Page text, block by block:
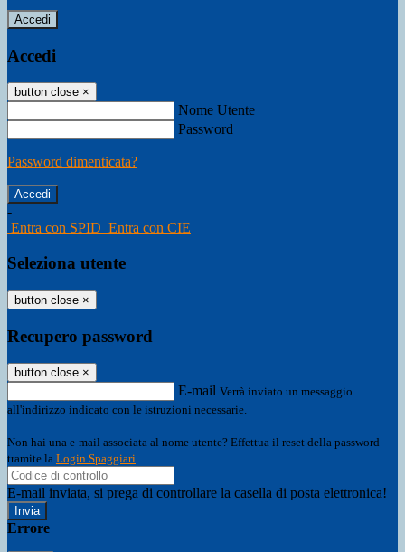
Accedi
Accedi
button close ×
Nome Utente
Password
Password dimenticata?
-
Entra con SPID Entra con CIE
Seleziona utente
button close ×
Recupero password
button close ×
E-mail Verrà inviato un messaggio
all'indirizzo indicato con le istruzioni necessarie.
Non hai una e-mail associata al nome utente? Effettua il reset della password
tramite la Login Spaggiari
E-mail inviata, si prega di controllare la casella di posta elettronica!
Errore